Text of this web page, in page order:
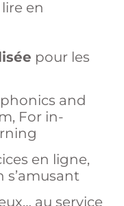
en
pour les
and
For in-
en ligne,
s’amusant
au service